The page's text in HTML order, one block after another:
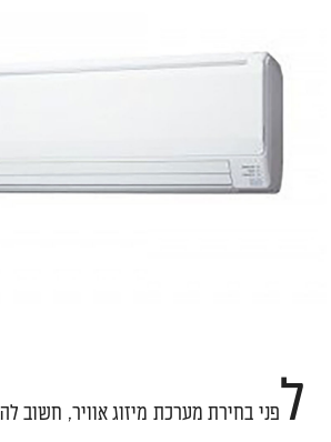
לפני בחירת מערכת מיזוג אוויר, חשוב